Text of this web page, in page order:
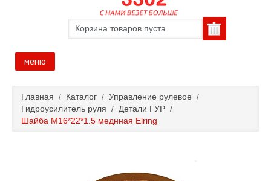
Корзина товаров пуста
меню
Каталог
Покупка и оплата
Главная / Каталог / Управление рулевое /
Гидроусилитель руля / Детали ГУР /
Шайба М16*22*1.5 меднная Elring